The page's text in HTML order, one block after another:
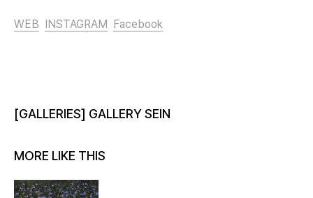
WEB INSTAGRAM Facebook
[GALLERIES] GALLERY SEIN
MORE LIKE THIS